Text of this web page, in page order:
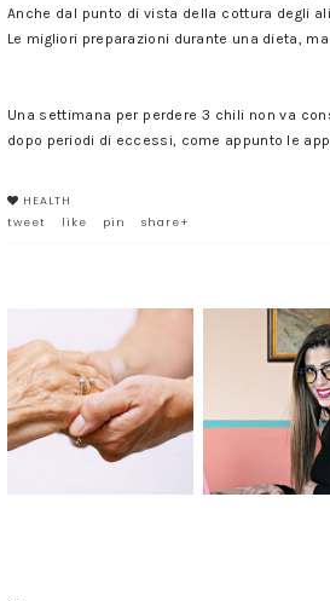
Anche dal punto di vista della cottura degli
Le migliori preparazioni durante una dieta,
Una settimana per perdere 3 chili non va
dopo periodi di eccessi, come appunto le
HEALTH
tweet
like pin share+
ASSOCIAZIONE ANTEA
ONLUS, A SOSTEGNO
DEI MALATI TERMINALI
DI CANCRO
NOWAVE: I
OCCHIALI
LUCE BLU